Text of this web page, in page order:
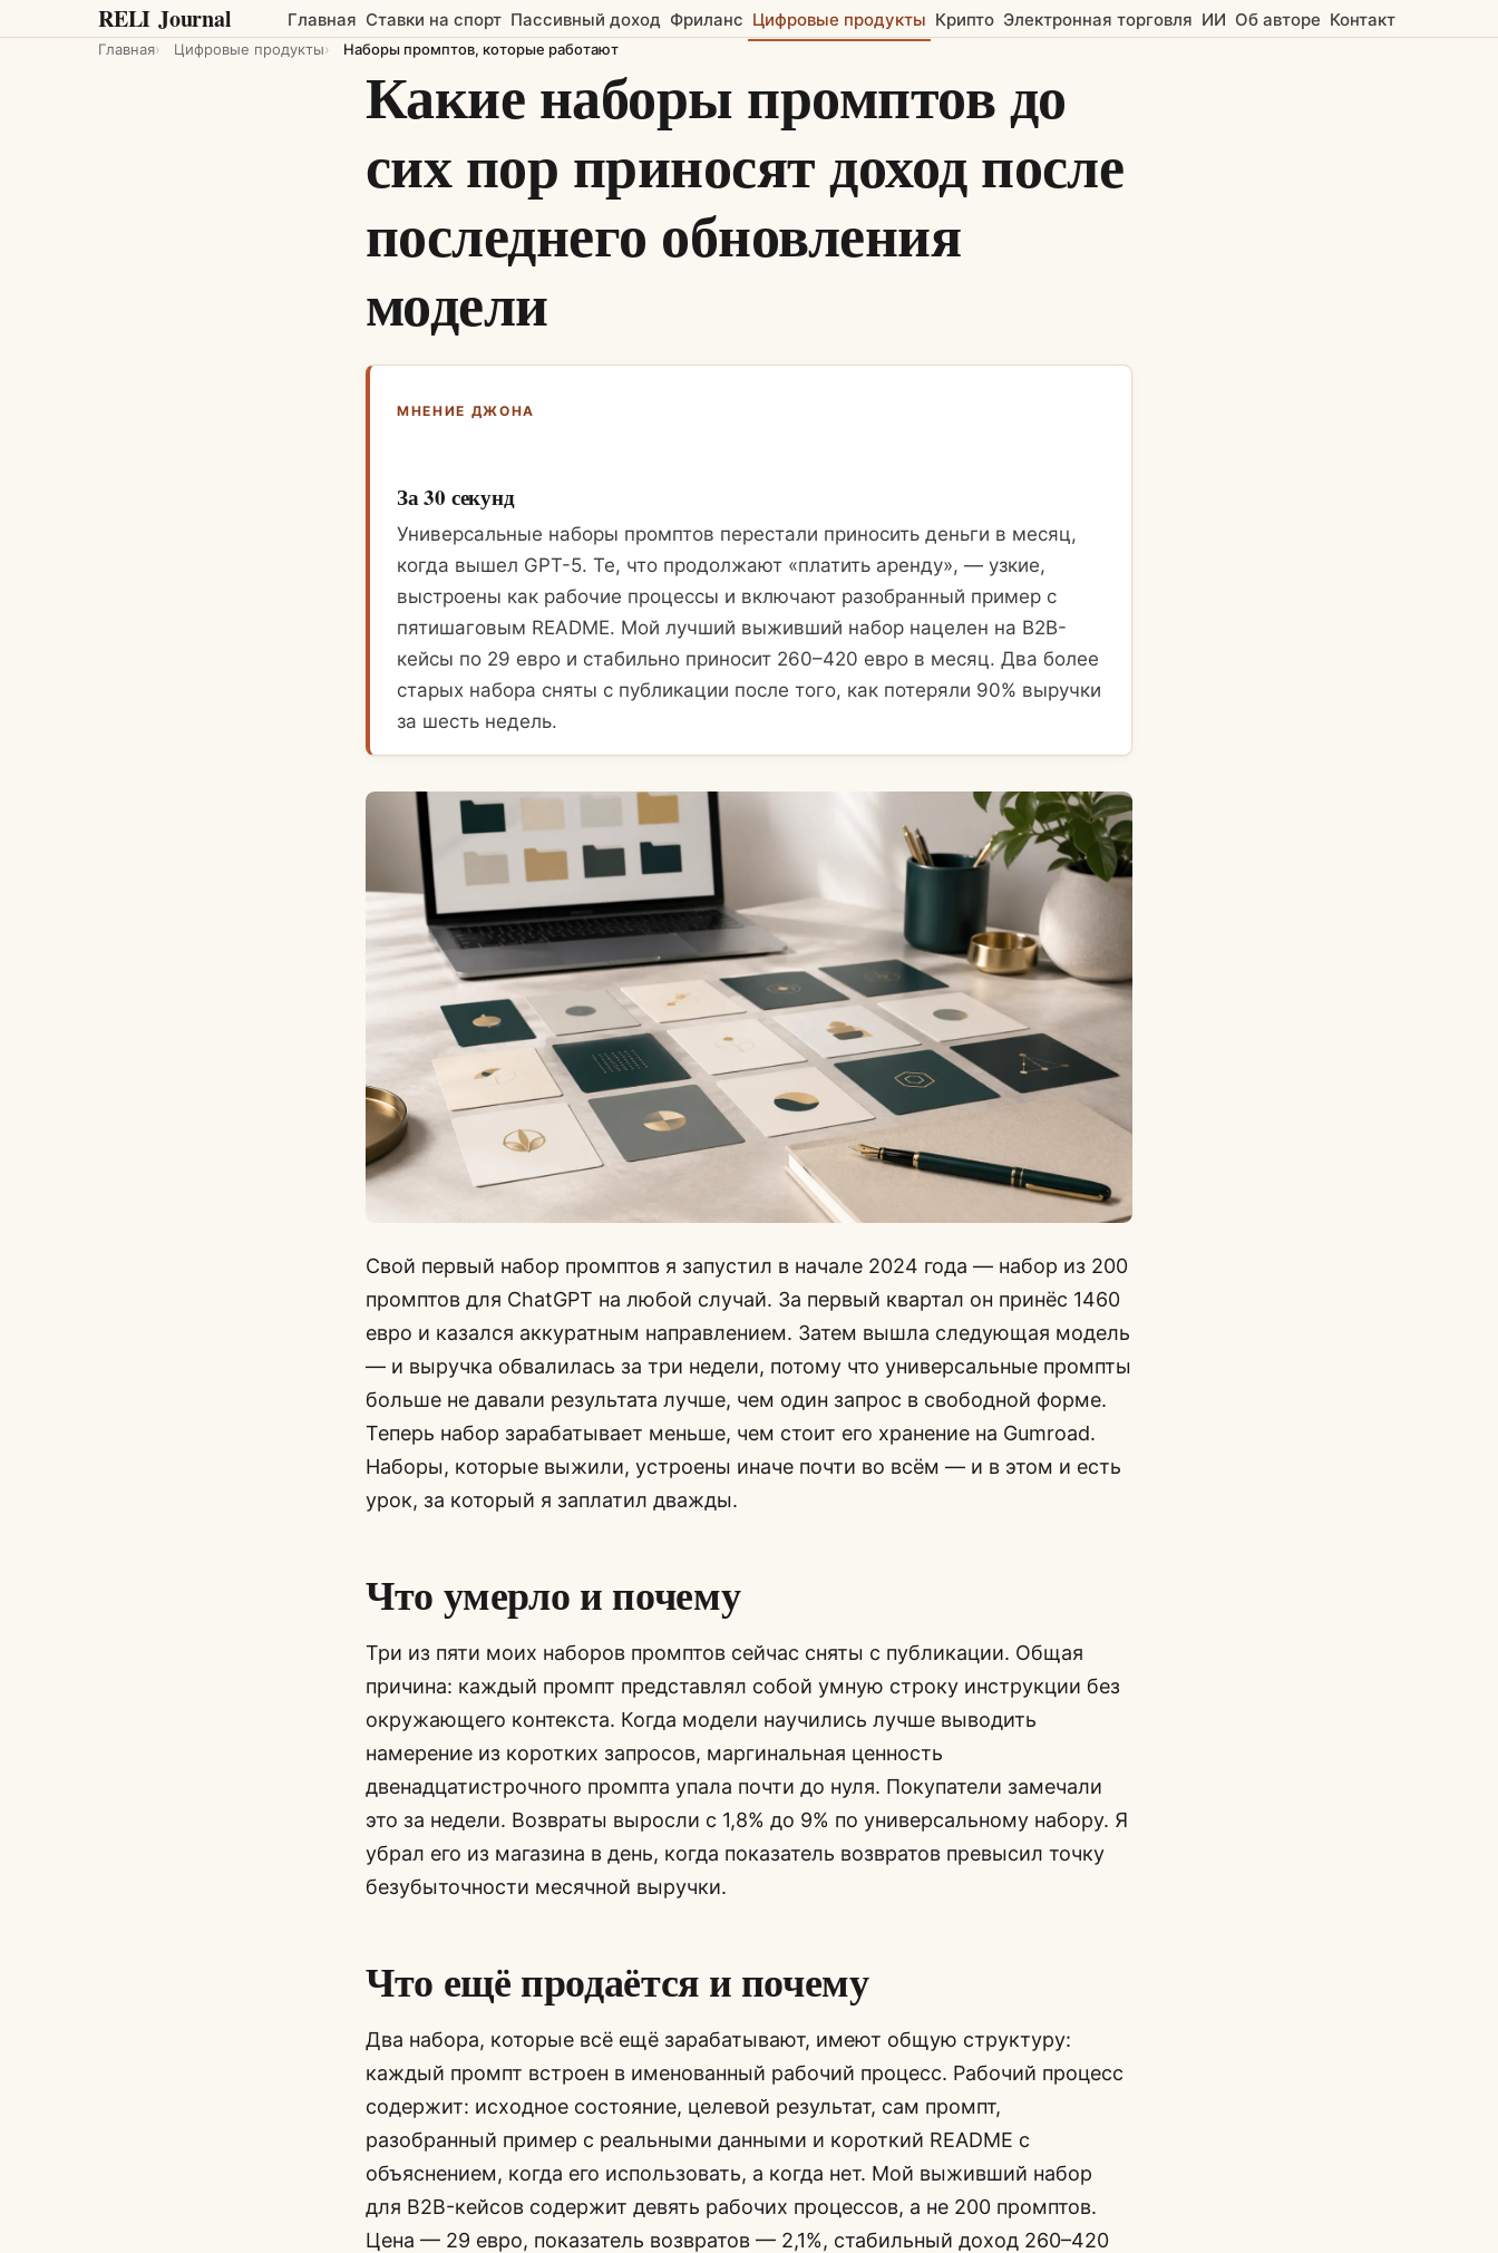
RELI Journal Главная Ставки на спорт Пассивный доход Фриланс Цифровые продукты Крипто Электронная торговля ИИ Об авторе Контакт
Главная Цифровые продукты Наборы промптов, которые работают
Какие наборы промптов до
сих пор приносят доход после
последнего обновления
модели
МНЕНИЕ ДЖОНА
За 30 секунд
Универсальные наборы промптов перестали приносить деньги в месяц,
когда вышел GPT-5. Те, что продолжают «платить аренду», — узкие,
выстроены как рабочие процессы и включают разобранный пример с
пятишаговым README. Мой лучший выживший набор нацелен на B2B-
кейсы по 29 евро и стабильно приносит 260–420 евро в месяц. Два более
старых набора сняты с публикации после того, как потеряли 90% выручки
за шесть недель.
Свой первый набор промптов я запустил в начале 2024 года — набор из 200
промптов для ChatGPT на любой случай. За первый квартал он принёс 1460
евро и казался аккуратным направлением. Затем вышла следующая модель
— и выручка обвалилась за три недели, потому что универсальные промпты
больше не давали результата лучше, чем один запрос в свободной форме.
Теперь набор зарабатывает меньше, чем стоит его хранение на Gumroad.
Наборы, которые выжили, устроены иначе почти во всём — и в этом и есть
урок, за который я заплатил дважды.
Что умерло и почему
Три из пяти моих наборов промптов сейчас сняты с публикации. Общая
причина: каждый промпт представлял собой умную строку инструкции без
окружающего контекста. Когда модели научились лучше выводить
намерение из коротких запросов, маргинальная ценность
двенадцатистрочного промпта упала почти до нуля. Покупатели замечали
это за недели. Возвраты выросли с 1,8% до 9% по универсальному набору. Я
убрал его из магазина в день, когда показатель возвратов превысил точку
безубыточности месячной выручки.
Что ещё продаётся и почему
Два набора, которые всё ещё зарабатывают, имеют общую структуру:
каждый промпт встроен в именованный рабочий процесс. Рабочий процесс
содержит: исходное состояние, целевой результат, сам промпт,
разобранный пример с реальными данными и короткий README с
объяснением, когда его использовать, а когда нет. Мой выживший набор
для B2B-кейсов содержит девять рабочих процессов, а не 200 промптов.
Цена — 29 евро, показатель возвратов — 2,1%, стабильный доход 260–420